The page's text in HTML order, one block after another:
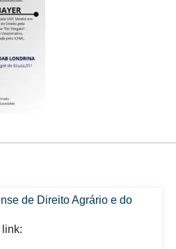
de Direito Agrário e do